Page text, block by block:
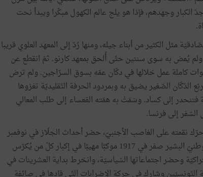
الكبار وجهدهم، فإذا هو يلج عالم الكهول مبكّرا ويبدأ نحت
مثل الكثير من أبناء جيله، ومنها رُدّ إلى المعهد العلوي قريبا
يُمض به سوى سنتين حتّى أُلحق بمعهد كارنو. ثمّ انقطع عن
كاملة عمل خلالها في دكّان عمّه بسوق السرّاجين. ولم ترض
الدّكّان الصّغير يضيق به وبمردود الحرفة التّقليديّة تغزوها
فتنحدر إلى كساد. وسَمَتْ به همّته القعساء إلى طلب المعالي
إلى فرنسا.
نقمته على الغاصب الأجنبيّ، حضر أحداث الجلّاز في نوفمبر
1911 واقِعَةً جللا في النّضال الشّعبيّ، وشهد جنازة الزّعيم الوطنيّ البشير صفر في 1917 موكبًا مهيبًا في إكبار كلّ من يُكرّس
وحضر اجتماعاتها السّياسيّة، وانخرط بداية العشرينات في